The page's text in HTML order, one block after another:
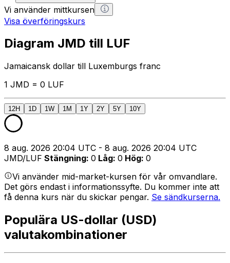
Vi använder mittkursen
Visa överföringskurs
Diagram JMD till LUF
Jamaicansk dollar till Luxemburgs franc
1 JMD = 0 LUF
12H 1D 1W 1M 1Y 2Y 5Y 10Y
8 aug. 2026 20:04 UTC - 8 aug. 2026 20:04 UTC
JMD/LUF Stängning: 0 Låg: 0 Hög: 0
Vi använder mid-market-kursen för vår omvandlare.
Det görs endast i informationssyfte. Du kommer inte att
få denna kurs när du skickar pengar. Se sändkurserna.
Populära US-dollar (USD)
valutakombinationer